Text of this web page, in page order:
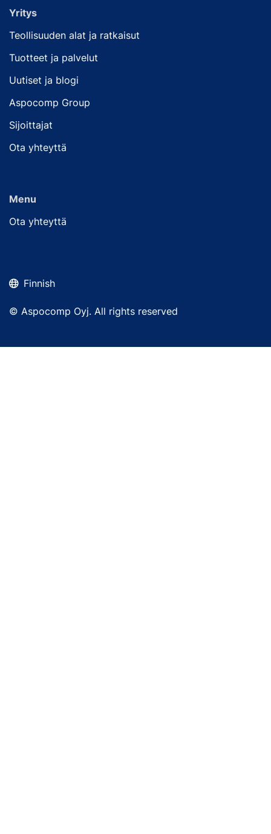
Yritys
Teollisuuden alat ja ratkaisut
Tuotteet ja palvelut
Uutiset ja blogi
Aspocomp Group
Sijoittajat
Ota yhteyttä
Menu
Ota yhteyttä
© Aspocomp Oyj. All rights reserved
Finnish